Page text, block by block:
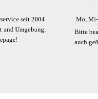
seit 2004
und Umgebung.
Mo,
Bitte
auch